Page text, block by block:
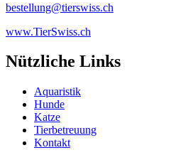
bestellung@tierswiss.ch
www.TierSwiss.ch
Nützliche Links
Aquaristik
Hunde
Katze
Tierbetreuung
Kontakt